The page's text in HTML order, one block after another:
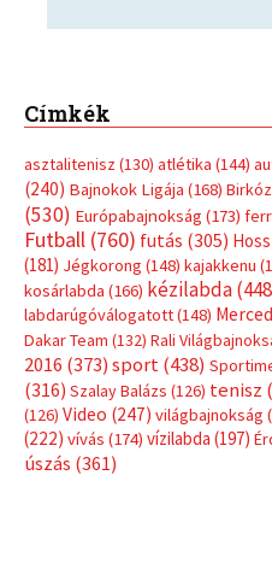
Címkék
asztalitenisz (130) atlétika (144)
(240) Bajnokok Ligája (168)
(530) Európabajnokság (173)
Futball (760) futás (305)
(181) Jégkorong (148) kajakkenu
kosárlabda (166) kézilabda
labdarúgóválogatott(148)
Dakar Team (132) Rali
2016 (373) sport(438)
(316) Szalay Balázs (126) tenisz
(126) Video (247) világbajnokság
(222) vívás (174) vízilabda (197)
úszás (361)